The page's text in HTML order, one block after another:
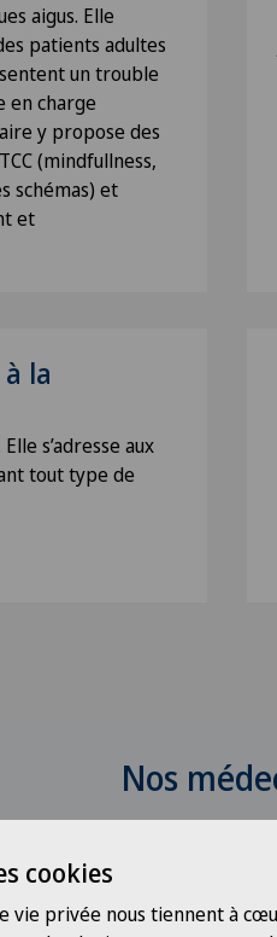
aigus. Elle
patients adultes
un trouble
en charge
y propose des
(mindfullness,
schémas) et
et
la
s’adresse aux
tout type de
Nos
cookies
vie privée nous tiennent à